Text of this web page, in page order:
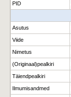
PID
Asutus
Viide
Nimetus
(Originaal)pealkiri
Täiendpealkiri
Ilmumisandmed